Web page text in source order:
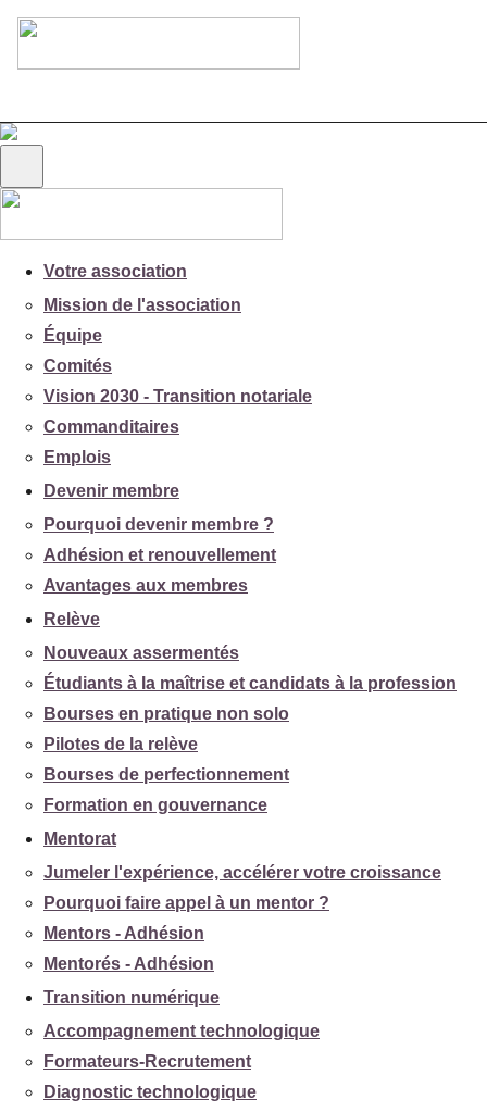
Votre association
Mission de l'association
Équipe
Comités
Vision 2030 - Transition notariale
Commanditaires
Emplois
Devenir membre
Pourquoi devenir membre ?
Adhésion et renouvellement
Avantages aux membres
Relève
Nouveaux assermentés
Étudiants à la maîtrise et candidats à la profession
Bourses en pratique non solo
Pilotes de la relève
Bourses de perfectionnement
Formation en gouvernance
Mentorat
Jumeler l'expérience, accélérer votre croissance
Pourquoi faire appel à un mentor ?
Mentors - Adhésion
Mentorés - Adhésion
Transition numérique
Accompagnement technologique
Formateurs-Recrutement
Diagnostic technologique